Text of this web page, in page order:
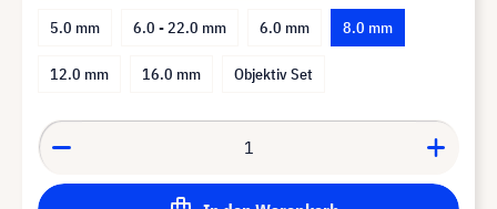
5.0 mm 6.0 - 22.0 mm 6.0 mm 8.0 mm
12.0 mm 16.0 mm Objektiv Set